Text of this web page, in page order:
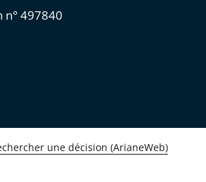
n° 497840
une décision (ArianeWeb)